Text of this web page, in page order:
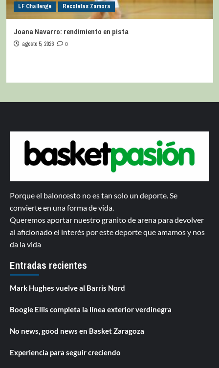
LF Challenge Recoletas Zamora
Joana Navarro: rendimiento en pista
agosto 5, 2026 0
Porque el baloncesto no es tan solo un deporte. Se
convierte en una forma de vida.
Queremos aportar nuestro granito de arena para devolver
al aficionado el interés por este deporte que amamos y nos
da la vida
Entradas recientes
Mark Hughes vuelve al Barris Nord
Boogie Ellis completa la línea exterior verdinegra
No news, good news en Basket Zaragoza
Experiencia para seguir creciendo